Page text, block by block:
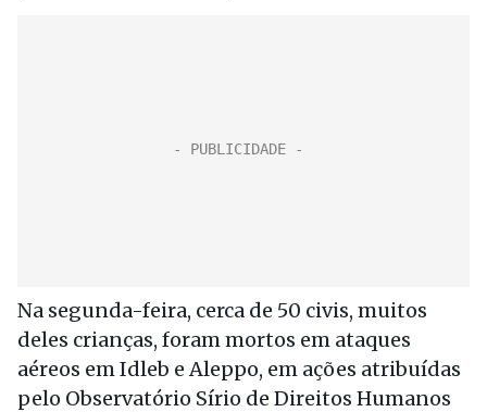
Na segunda-feira, cerca de 50 civis, muitos
deles crianças, foram mortos em ataques
aéreos em Idleb e Aleppo, em ações atribuídas
pelo Observatório Sírio de Direitos Humanos